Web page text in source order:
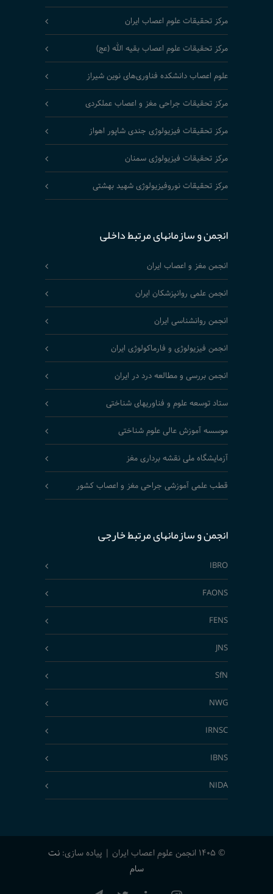
مرکز تحقیقات علوم اعصاب ایران
مرکز تحقیقات علوم اعصاب بقیه الله (عج)
علوم اعصاب دانشکده فناوری‌های نوین شیراز
مرکز تحقیقات جراحی مغز و اعصاب عملکردی
مرکز تحقیقات فیزیولوژی جندی شاپور اهواز
مرکز تحقیقات فیزیولوژی سمنان
مرکز تحقیقات نوروفیزیولوژی شهید بهشتی
انجمن و سازمانهای مرتبط داخلی
انجمن مغز و اعصاب ایران
انجمن علمی روانپزشکان ایران
انجمن روانشناسی ایران
انجمن فیزیولوژی و فارماکولوژی ایران
انجمن بررسی و مطالعه درد در ایران
ستاد توسعه علوم و فناوریهای شناختی
موسسه آموزش عالی علوم شناختی
آزمایشگاه ملی نقشه برداری مغز
قطب علمی آموزشی جراحی مغز و اعصاب کشور
انجمن و سازمانهای مرتبط خارجی
IBRO
FAONS
FENS
JNS
SfN
NWG
IRNSC
IBNS
NIDA
© 1405 انجمن علوم اعصاب ایران | پیاده سازی:
نت
سام